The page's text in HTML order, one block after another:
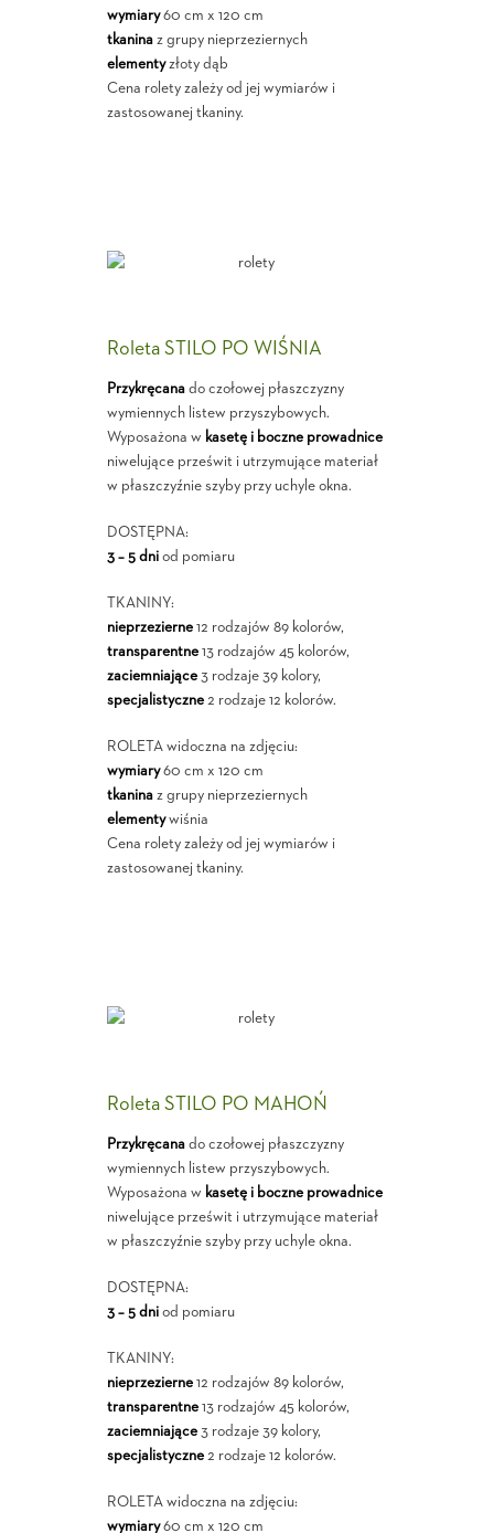
wymiary60 cm x 120 cm
tkaninaz grupy nieprzeziernych
elementyzłoty dąb
Cena rolety zależy od jej wymiarów i
zastosowanej tkaniny.
Roleta STILO PO WIŚNIA
Przykręcanado czołowej płaszczyzny
wymiennych listew przyszybowych.
Wyposażona w kasetę i boczne prowadnice
niwelujące prześwit i utrzymujące materiał
w płaszczyźnie szyby przy uchyle okna.
DOSTĘPNA:
3 – 5 dniod pomiaru
TKANINY:
nieprzezierne12 rodzajów 89 kolorów,
transparentne13 rodzajów 45 kolorów,
zaciemniające3 rodzaje 39 kolory,
specjalistyczne2 rodzaje 12 kolorów.
ROLETA widoczna na zdjęciu:
wymiary60 cm x 120 cm
tkaninaz grupy nieprzeziernych
elementywiśnia
Cena rolety zależy od jej wymiarów i
zastosowanej tkaniny.
Roleta STILO PO MAHOŃ
Przykręcanado czołowej płaszczyzny
wymiennych listew przyszybowych.
Wyposażona w kasetę i boczne prowadnice
niwelujące prześwit i utrzymujące materiał
w płaszczyźnie szyby przy uchyle okna.
DOSTĘPNA:
3 – 5 dniod pomiaru
TKANINY:
nieprzezierne12 rodzajów 89 kolorów,
transparentne13 rodzajów 45 kolorów,
zaciemniające3 rodzaje 39 kolory,
specjalistyczne2 rodzaje 12 kolorów.
ROLETA widoczna na zdjęciu:
wymiary60 cm x 120 cm